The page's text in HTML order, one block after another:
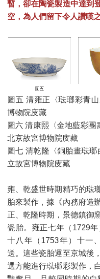
暫，卻在陶瓷製造中達到
空，為人們留下令人讚嘆之
圖五 清雍正〈琺瑯彩青
博物院庋藏
圖六 清康熙〈金地藍彩團
北京故宮博物院庋藏
圖七 清乾隆〈銅胎畫琺
立故宮博物院庋藏
雍、乾盛世時期精巧的琺
胎來製作，據《內務府造
正、乾隆時期，景德鎮御
瓷胎。雍正七年（1729
十八年（1753年）十一
送。這些瓷胎運至京城後
選方能進行琺瑯彩製作，